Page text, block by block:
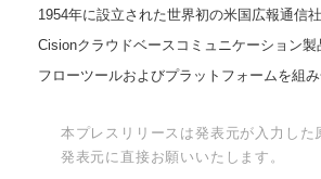
1954年に設立された世界初の米国広報通信
Cisionクラウドベースコミュニケーション
フローツールおよびプラットフォームを組
本プレスリリースは発表元が入力し
発表元に直接お願いいたします。
English